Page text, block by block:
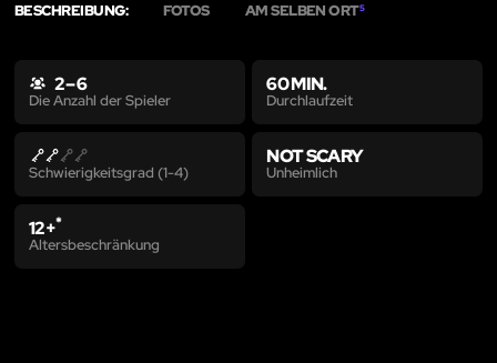
BESCHREIBUNG: FOTOS AM SELBEN ORT5
2 – 6
Die Anzahl der Spieler
60 MIN.
Durchlaufzeit
Schwierigkeitsgrad (1-4)
NOT SCARY
Unheimlich
12+*
Altersbeschränkung